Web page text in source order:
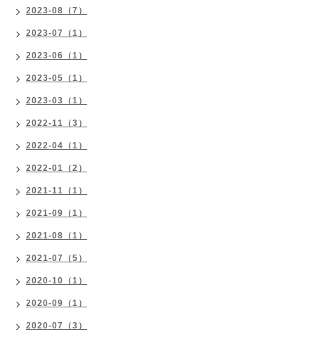
2023-08（7）
2023-07（1）
2023-06（1）
2023-05（1）
2023-03（1）
2022-11（3）
2022-04（1）
2022-01（2）
2021-11（1）
2021-09（1）
2021-08（1）
2021-07（5）
2020-10（1）
2020-09（1）
2020-07（3）